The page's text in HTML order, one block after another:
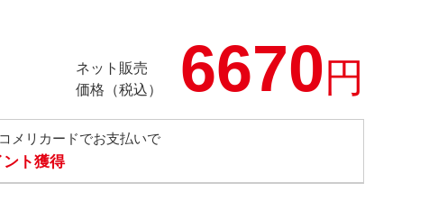
ネット販売
価格（税込）
6670円
メリカードでお支払いで
ント獲得